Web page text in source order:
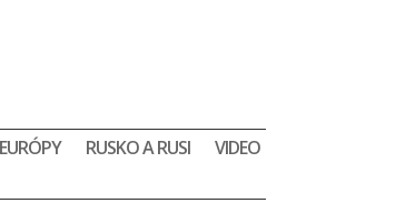
RUSKO A RUSI
VIDEO